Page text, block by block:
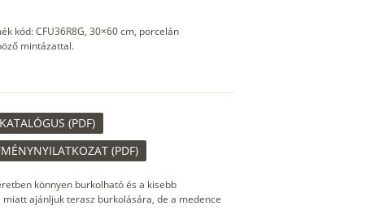
kód: CFU36R8G, 30×60 cm, porcelán
mintázattal.
(PDF)
(PDF)
könnyen burkolható és a kisebb
ajánljuk terasz burkolására, de a medence